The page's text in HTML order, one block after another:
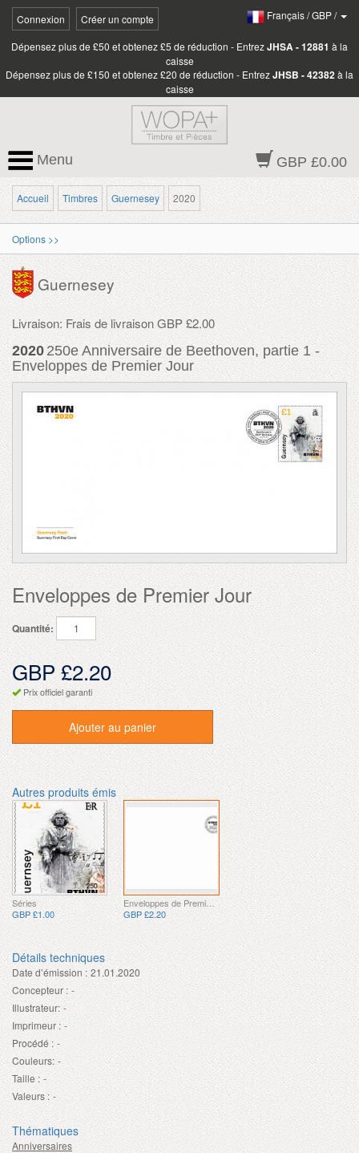
Connexion Créer un compte Français/GBP/
Dépensez plus de £50 et obtenez £5 de réduction - EntrezJHSA - 12881 à la
caisse
Dépensez plus de £150 et obtenez £20 de réduction - EntrezJHSB - 42382à la
caisse
GBP £0.00
Menu
Accueil Timbres Guernesey 2020
Options >>
Guernesey
Livraison: Frais de livraison GBP £2.00
2020 250e Anniversaire de Beethoven, partie 1 -
Enveloppes de Premier Jour
Enveloppes de Premier Jour
Quantité:
GBP £2.20
Prix officiel garanti
Ajouter au panier
Autres produits émis
Séries
GBP £1.00
GBP £2.20
Détails techniques
Date d’émission : 21.01.2020
Concepteur : -
Illustrateur: -
Imprimeur : -
Procédé : -
Couleurs: -
Taille : -
Valeurs : -
Thématiques
Anniversaires